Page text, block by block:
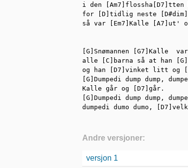
i den
for [D]tidlig neste
så var [Em7]Kalle [A7]ut'
[G]Snømannen [G7]Kalle
alle [C]barna så at han
og han [D7]vinket litt og
[G]Dumpedi dump dump,
Kalle går og [D7]går.
[G]Dumpedi dump dump,
dumpedi dumo dumo,
Andre versjoner:
versjon 1